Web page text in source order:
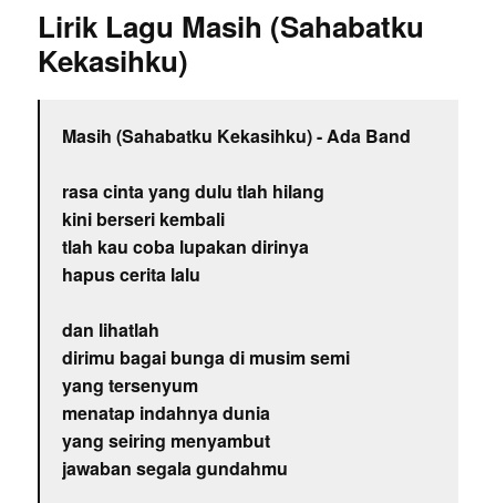
Lirik Lagu Masih (Sahabatku
Kekasihku)
Masih (Sahabatku Kekasihku) - Ada Band
rasa cinta yang dulu tlah hilang
kini berseri kembali
tlah kau coba lupakan dirinya
hapus cerita lalu
dan lihatlah
dirimu bagai bunga di musim semi
yang tersenyum
menatap indahnya dunia
yang seiring menyambut
jawaban segala gundahmu